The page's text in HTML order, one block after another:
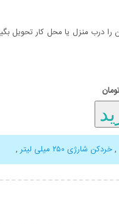
منزل یا محل کار تحویل
,خردکن شارژی ۲۵۰ میلی لیتر ,